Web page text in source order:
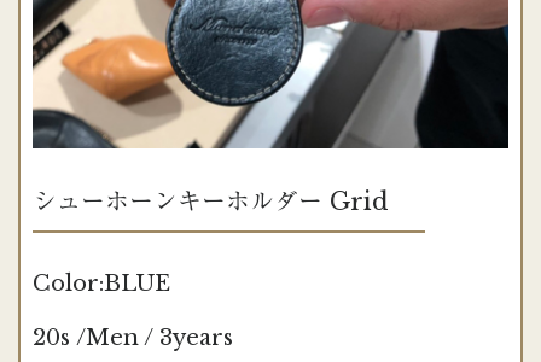
シューホーンキーホルダー Grid
Color:BLUE
20s /Men / 3years